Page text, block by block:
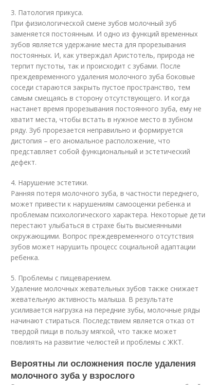
3. Патология прикуса.
При физиологической смене зубов молочный зуб
заменяется постоянным. И одно из функций временных
зубов является удержание места для прорезывания
постоянных. И, как утверждал Аристотель, природа не
терпит пустоты, так и происходит с зубами. После
преждевременного удаления молочного зуба боковые
соседи стараются закрыть пустое пространство, тем
самым смещаясь в сторону отсутствующего. И когда
настанет время прорезывания постоянного зуба, ему не
хватит места, чтобы встать в нужное место в зубном
ряду. Зуб прорезается неправильно и формируется
дистопия – его аномальное расположение, что
представляет собой функциональный и эстетический
дефект.
4. Нарушение эстетики.
Ранняя потеря молочного зуба, в частности переднего,
может привести к нарушениям самооценки ребенка и
проблемам психологического характера. Некоторые дети
перестают улыбаться в страхе быть высмеянными
окружающими. Вопрос преждевременного отсутствия
зубов может нарушить процесс социальной адаптации
ребенка.
5. Проблемы с пищеварением.
Удаление молочных жевательных зубов также снижает
жевательную активность малыша. В результате
усиливается нагрузка на передние зубы, молочные ряды
начинают стираться. Последствием является отказ от
твердой пищи в пользу мягкой, что также может
повлиять на развитие челюстей и проблемы с ЖКТ.
Вероятны ли осложнения после удаления
молочного зуба у взрослого